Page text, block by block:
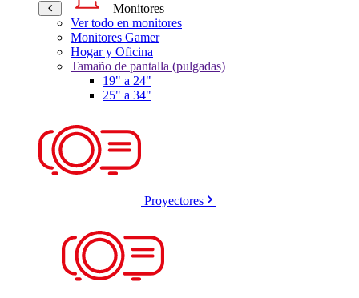
Monitores
Ver todo en monitores
Monitores Gamer
Hogar y Oficina
Tamaño de pantalla (pulgadas)
19" a 24"
25" a 34"
Proyectores